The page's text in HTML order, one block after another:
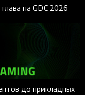
на GDC 2026
до прикладных